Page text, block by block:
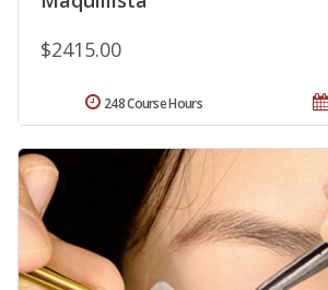
$2415.00
248 Course Hours